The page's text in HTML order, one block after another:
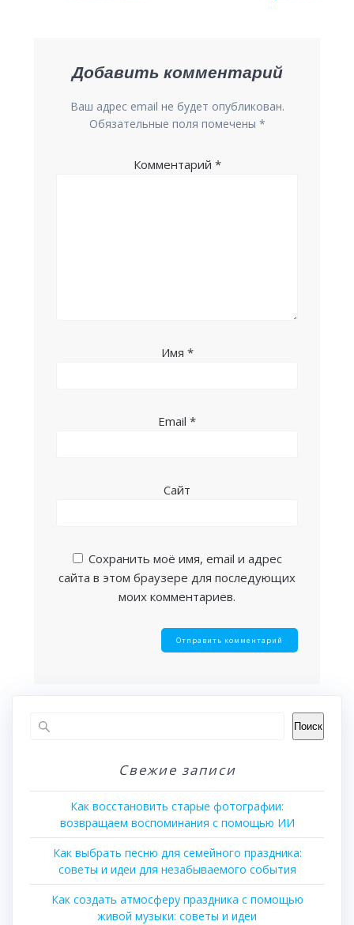
Добавить комментарий
Ваш адрес email не будет опубликован.
Обязательные поля помечены *
Комментарий *
Имя *
Email *
Сайт
Сохранить моё имя, email и адрес
сайта в этом браузере для последующих
моих комментариев.
Поиск
Свежие записи
Как восстановить старые фотографии:
возвращаем воспоминания с помощью ИИ
Как выбрать песню для семейного праздника:
советы и идеи для незабываемого события
Как создать атмосферу праздника с помощью
живой музыки: советы и идеи